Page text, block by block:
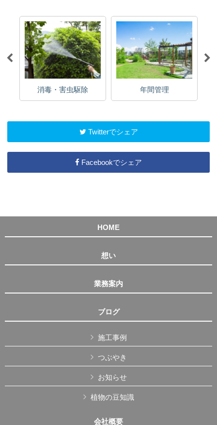
消毒・害虫駆除 年間管理
Twitterでシェア
Facebookでシェア
HOME
想い
業務案内
ブログ
施工事例
つぶやき
お知らせ
植物の豆知識
会社概要